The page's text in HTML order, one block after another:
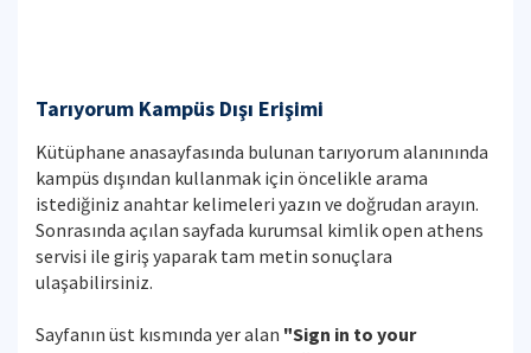
Tarıyorum Kampüs Dışı Erişimi
Kütüphane anasayfasında bulunan tarıyorum alanınında
kampüs dışından kullanmak için öncelikle arama
istediğiniz anahtar kelimeleri yazın ve doğrudan arayın.
Sonrasında açılan sayfada kurumsal kimlik open athens
servisi ile giriş yaparak tam metin sonuçlara
ulaşabilirsiniz.
Sayfanın üst kısmında yer alan "Sign in to your